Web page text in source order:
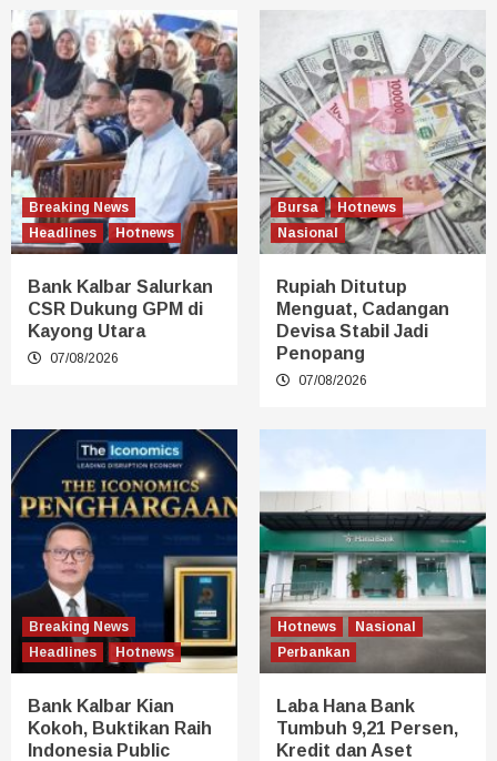
Breaking News
Headlines
Hotnews
Bank Kalbar Salurkan
CSR Dukung GPM di
Kayong Utara
07/08/2026
Bursa
Hotnews
Nasional
Rupiah Ditutup
Menguat, Cadangan
Devisa Stabil Jadi
Penopang
07/08/2026
Breaking News
Headlines
Hotnews
Bank Kalbar Kian
Kokoh, Buktikan Raih
Indonesia Public
Hotnews
Nasional
Perbankan
Laba Hana Bank
Tumbuh 9,21 Persen,
Kredit dan Aset